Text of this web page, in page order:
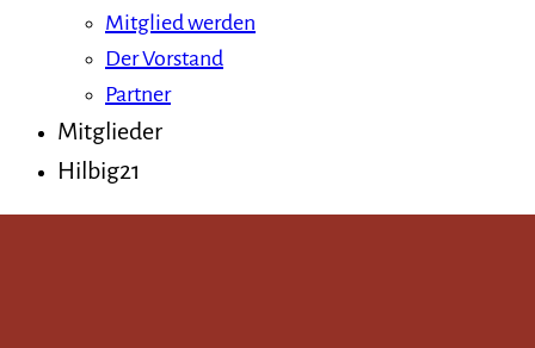
Mitglied werden
Der Vorstand
Partner
Mitglieder
Hilbig21